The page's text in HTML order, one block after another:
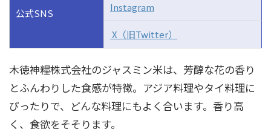
公式SNS Instagram
X（旧Twitter）
木徳神糧株式会社のジャスミン米は、芳醇な花の香り
とふんわりした食感が特徴。アジア料理やタイ料理に
ぴったりで、どんな料理にもよく合います。香り高
く、食欲をそそります。